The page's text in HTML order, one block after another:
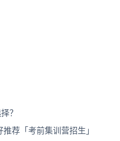
？
荐「考前集训营招生」